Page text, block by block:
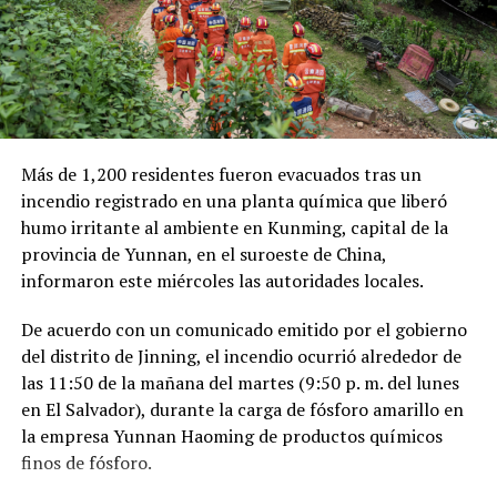
Me gusta esto:
Relacionado
Irán señala que rescate de
piloto de EE. UU. podría ser
una «operación engañosa»
para robar uranio
enriquecido
6 abril, 2026
En «Internacionales»
Avión de combate
estadounidense derribado
en Irán, un tripulante
rescatado
3 abril, 2026
En «Internacionales»
Como antecedente, recordaron que una toma
clandestina en un ducto de Pemex provocó una
explosión en 2019, en el estado de Hidalgo, dejando un
saldo de 137 personas fallecidas.
Comparte esto:
Facebook X
Más de 1,200 residentes fueron evacuados tras un
incendio registrado en una planta química que liberó
humo irritante al ambiente en Kunming, capital de la
provincia de Yunnan, en el suroeste de China,
informaron este miércoles las autoridades locales.
De acuerdo con un comunicado emitido por el gobierno
del distrito de Jinning, el incendio ocurrió alrededor de
las 11:50 de la mañana del martes (9:50 p. m. del lunes
en El Salvador), durante la carga de fósforo amarillo en
la empresa Yunnan Haoming de productos químicos
finos de fósforo.